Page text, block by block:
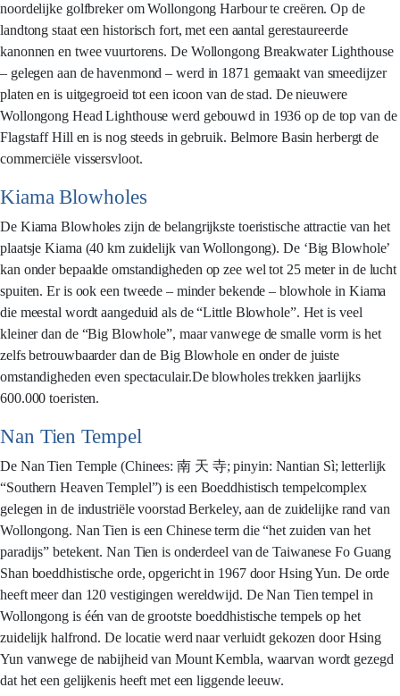
noordelijke golfbreker om Wollongong Harbour te creëren. Op de
landtong staat een historisch fort, met een aantal gerestaureerde
kanonnen en twee vuurtorens. De Wollongong Breakwater Lighthouse
– gelegen aan de havenmond – werd in 1871 gemaakt van smeedijzer
platen en is uitgegroeid tot een icoon van de stad. De nieuwere
Wollongong Head Lighthouse werd gebouwd in 1936 op de top van de
Flagstaff Hill en is nog steeds in gebruik. Belmore Basin herbergt de
commerciële vissersvloot.
Kiama Blowholes
De Kiama Blowholes zijn de belangrijkste toeristische attractie van het
plaatsje Kiama (40 km zuidelijk van Wollongong). De ‘Big Blowhole’
kan onder bepaalde omstandigheden op zee wel tot 25 meter in de lucht
spuiten. Er is ook een tweede – minder bekende – blowhole in Kiama
die meestal wordt aangeduid als de “Little Blowhole”. Het is veel
kleiner dan de “Big Blowhole”, maar vanwege de smalle vorm is het
zelfs betrouwbaarder dan de Big Blowhole en onder de juiste
omstandigheden even spectaculair.De blowholes trekken jaarlijks
600.000 toeristen.
Nan Tien Tempel
De Nan Tien Temple (Chinees: 南 天 寺; pinyin: Nantian Sì; letterlijk
“Southern Heaven Templel”) is een Boeddhistisch tempelcomplex
gelegen in de industriële voorstad Berkeley, aan de zuidelijke rand van
Wollongong. Nan Tien is een Chinese term die “het zuiden van het
paradijs” betekent. Nan Tien is onderdeel van de Taiwanese Fo Guang
Shan boeddhistische orde, opgericht in 1967 door Hsing Yun. De orde
heeft meer dan 120 vestigingen wereldwijd. De Nan Tien tempel in
Wollongong is één van de grootste boeddhistische tempels op het
zuidelijk halfrond. De locatie werd naar verluidt gekozen door Hsing
Yun vanwege de nabijheid van Mount Kembla, waarvan wordt gezegd
dat het een gelijkenis heeft met een liggende leeuw.